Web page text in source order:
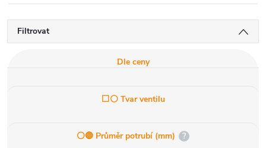
Filtrovat
Dle ceny
⬜⚪ Tvar ventilu
⚪️🔵 Průměr potrubí (mm) ?